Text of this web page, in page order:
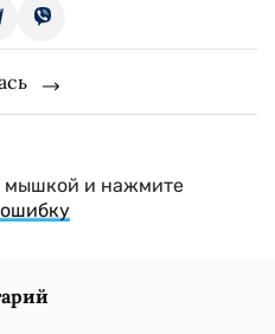
мышкой и нажмите